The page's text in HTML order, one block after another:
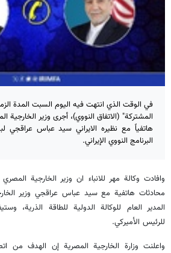
في الوقت الذي انتهت فيه اليوم السبت المدة
المشتركة" (الاتفاق النووي)، أجرى وزير الخارجية
هاتفياً مع نظيره الايراني سيد عباس
البرنامج النووي الإيراني.
وافادت وكالة مهر للانباء ان وزير الخارجية
محادثات هاتفية مع سيد عباس عراقجي وزير
المدير العام للوكالة الدولية للطاقة الذرية،
للرئيس الأميركي.
واعلنت وزارة الخارجية المصرية إن الهدف من